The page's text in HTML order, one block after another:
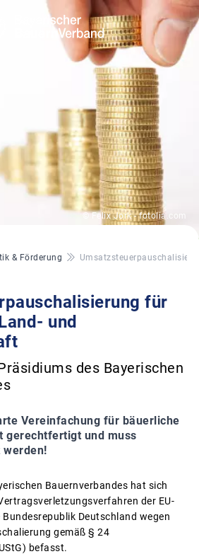
© Felix Jork - fotolia.com
& Förderung
für
und
des Bayerischen
Vereinfachung für bäuerliche
gerechtfertigt und muss
Bauernverbandes hat sich
der EU-
Deutschland wegen
gemäß § 24
befasst.